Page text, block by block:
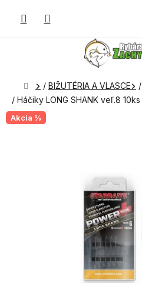
Domov
/ BIŽUTÉRIA A VLASCE /
/ Háčiky LONG SHANK veľ.8 10ks
Akcia %